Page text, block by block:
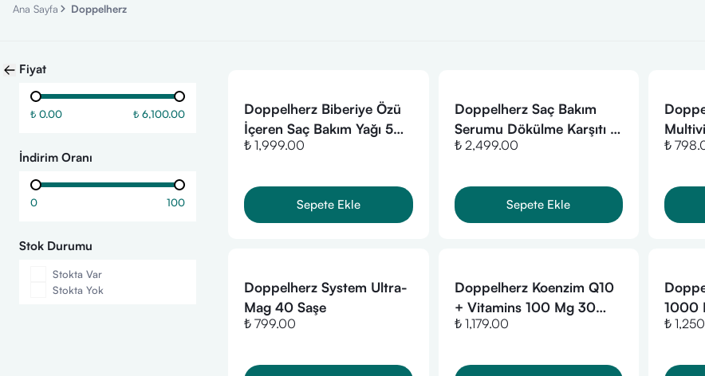
Ana Sayfa Doppelherz
Fiyat
₺ 0.00 ₺ 6,100.00
İndirim Oranı
0 100
Stok Durumu
Stokta Var
Stokta Yok
Doppelherz Biberiye Özü
İçeren Saç Bakım Yağı 50
ml
₺ 1,999.00
Sepete Ekle
Doppelherz Saç Bakım
Serumu Dökülme Karşıtı (7
x 6 ml)
₺ 2,499.00
Sepete Ekle
₺
Doppelherz System Ultra-
Mag 40 Saşe
₺ 799.00
Doppelherz Koenzim Q10
+ Vitamins 100 Mg 30
Kapsül
₺ 1,179.00
1000
₺